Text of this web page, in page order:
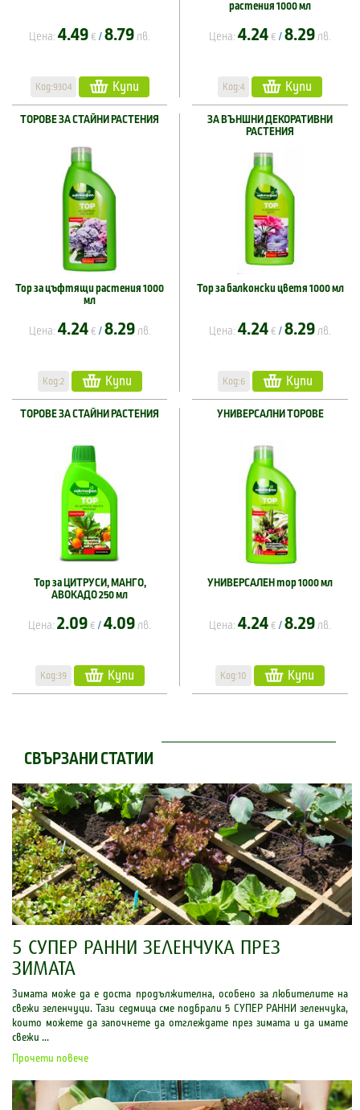
Цена: 4.49 € / 8.79 лв.
Код:9304 Купи
растения 1000 мл
Цена: 4.24 € / 8.29 лв.
Код:4 Купи
ТОРОВЕ ЗА СТАЙНИ РАСТЕНИЯ
Тор за цъфтящи растения 1000
мл
Цена: 4.24 € / 8.29 лв.
Код:2 Купи
ЗА ВЪНШНИ ДЕКОРАТИВНИ
РАСТЕНИЯ
Тор за балконски цветя 1000 мл
Цена: 4.24 € / 8.29 лв.
Код:6 Купи
ТОРОВЕ ЗА СТАЙНИ РАСТЕНИЯ
Тор за ЦИТРУСИ, МАНГО,
АВОКАДО 250 мл
Цена: 2.09 € / 4.09 лв.
Код:39 Купи
УНИВЕРСАЛНИ ТОРОВЕ
УНИВЕРСАЛЕН тор 1000 мл
Цена: 4.24 € / 8.29 лв.
Код:10 Купи
СВЪРЗАНИ СТАТИИ
5 СУПЕР РАННИ ЗЕЛЕНЧУКА ПРЕЗ
ЗИМАТА
Зимата може да е доста продължителна, особено за любителите на
свежи зеленчуци. Тази седмица сме подбрали 5 СУПЕР РАННИ зеленчука,
които можете да започнете да отглеждате през зимата и да имате
свежи ...
Прочети повече